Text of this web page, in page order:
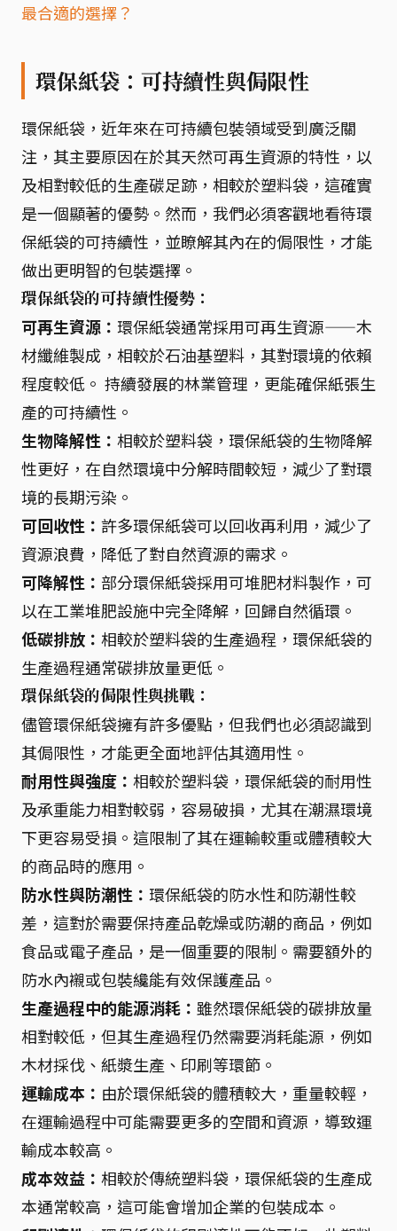
最合適的選擇？
環保紙袋：可持續性與侷限性
環保紙袋，近年來在可持續包裝領域受到廣泛關
注，其主要原因在於其天然可再生資源的特性，以
及相對較低的生產碳足跡，相較於塑料袋，這確實
是一個顯著的優勢。然而，我們必須客觀地看待環
保紙袋的可持續性，並瞭解其內在的侷限性，才能
做出更明智的包裝選擇。
環保紙袋的可持續性優勢：
可再生資源： 環保紙袋通常採用可再生資源——木
材纖維製成，相較於石油基塑料，其對環境的依賴
程度較低。 持續發展的林業管理，更能確保紙張生
產的可持續性。
生物降解性： 相較於塑料袋，環保紙袋的生物降解
性更好，在自然環境中分解時間較短，減少了對環
境的長期污染。
可回收性： 許多環保紙袋可以回收再利用，減少了
資源浪費，降低了對自然資源的需求。
可降解性： 部分環保紙袋採用可堆肥材料製作，可
以在工業堆肥設施中完全降解，回歸自然循環。
低碳排放： 相較於塑料袋的生產過程，環保紙袋的
生產過程通常碳排放量更低。
環保紙袋的侷限性與挑戰：
儘管環保紙袋擁有許多優點，但我們也必須認識到
其侷限性，才能更全面地評估其適用性。
耐用性與強度： 相較於塑料袋，環保紙袋的耐用性
及承重能力相對較弱，容易破損，尤其在潮濕環境
下更容易受損。這限制了其在運輸較重或體積較大
的商品時的應用。
防水性與防潮性： 環保紙袋的防水性和防潮性較
差，這對於需要保持產品乾燥或防潮的商品，例如
食品或電子產品，是一個重要的限制。需要額外的
防水內襯或包裝纔能有效保護產品。
生產過程中的能源消耗： 雖然環保紙袋的碳排放量
相對較低，但其生產過程仍然需要消耗能源，例如
木材採伐、紙漿生產、印刷等環節。
運輸成本： 由於環保紙袋的體積較大，重量較輕，
在運輸過程中可能需要更多的空間和資源，導致運
輸成本較高。
成本效益： 相較於傳統塑料袋，環保紙袋的生產成
本通常較高，這可能會增加企業的包裝成本。